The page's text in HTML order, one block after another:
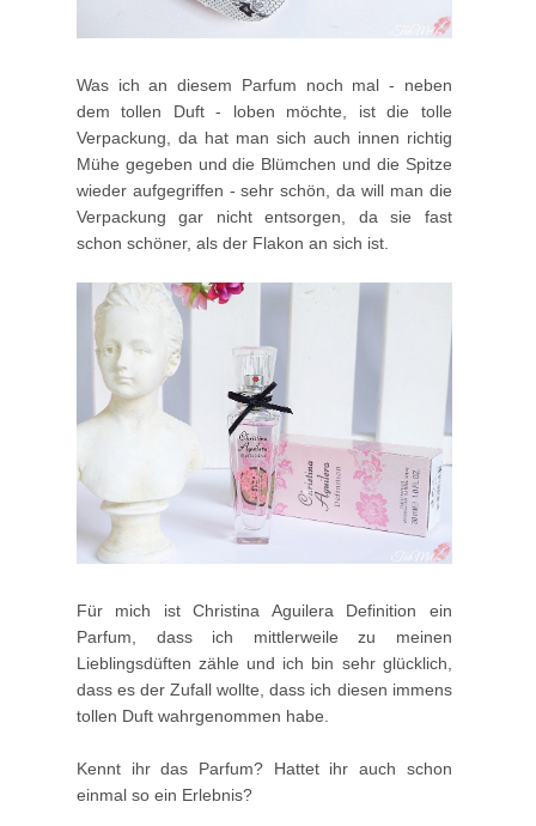
Was ich an diesem Parfum noch mal - neben
dem tollen Duft - loben möchte, ist die tolle
Verpackung, da hat man sich auch innen richtig
Mühe gegeben und die Blümchen und die Spitze
wieder aufgegriffen - sehr schön, da will man die
Verpackung gar nicht entsorgen, da sie fast
schon schöner, als der Flakon an sich ist.
Für mich ist Christina Aguilera Definition ein
Parfum, dass ich mittlerweile zu meinen
Lieblingsdüften zähle und ich bin sehr glücklich,
dass es der Zufall wollte, dass ich diesen immens
tollen Duft wahrgenommen habe.
Kennt ihr das Parfum? Hattet ihr auch schon
einmal so ein Erlebnis?